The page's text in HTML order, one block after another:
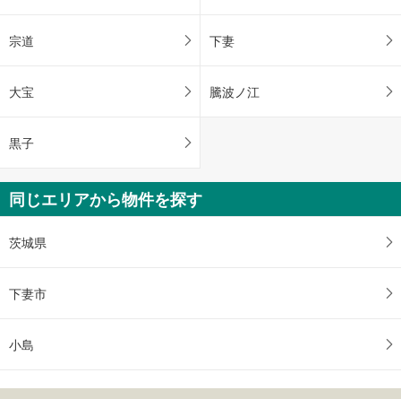
宗道 下妻
大宝 騰波ノ江
黒子
同じエリアから物件を探す
茨城県
下妻市
小島